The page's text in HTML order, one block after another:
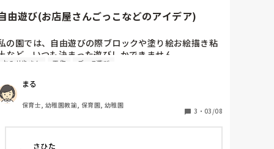
ようにしましたよ。
た。
参考になれば嬉しいです。
由遊び(お店屋さんごっこなどのアイデア)
の園では、自由遊びの際ブロックや塗り絵お絵描き粘
など、いつも決まった遊びしかできません。
を養えるような遊びをできたらなと思うのですが、変
ったことができず窮屈に感じています。。
のため、お店屋さんごっこなど、工作をしてそれを遊
に発展させるようなことをやったことがありません。
おみせやさん 工作 ごっこ遊び
まる
保育士, 幼稚園教諭, 保育園, 幼稚園
3 ・ 03/08
さひた